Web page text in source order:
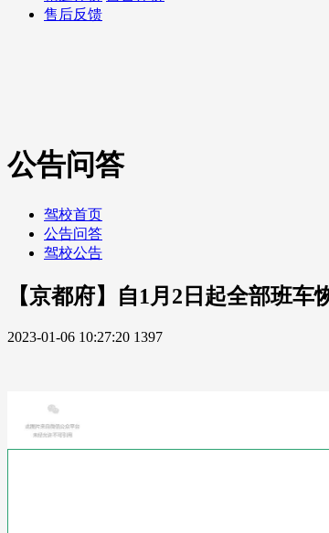
售后反馈
公告问答
驾校首页
公告问答
驾校公告
【京都府】自1月2日起全部班车
2023-01-06 10:27:20 1397